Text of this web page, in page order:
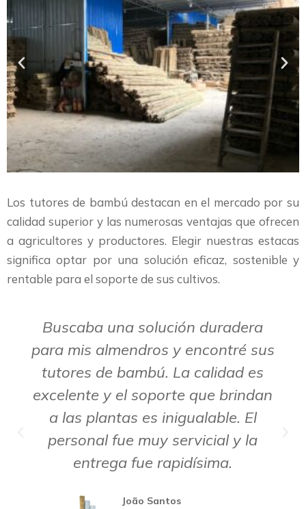
Los tutores de bambú destacan en el mercado por su
calidad superior y las numerosas ventajas que ofrecen
a agricultores y productores. Elegir nuestras estacas
significa optar por una solución eficaz, sostenible y
rentable para el soporte de sus cultivos.
Buscaba una solución duradera
para mis almendros y encontré sus
tutores de bambú. La calidad es
excelente y el soporte que brindan
a las plantas es inigualable. El
personal fue muy servicial y la
entrega fue rapidísima.
João Santos